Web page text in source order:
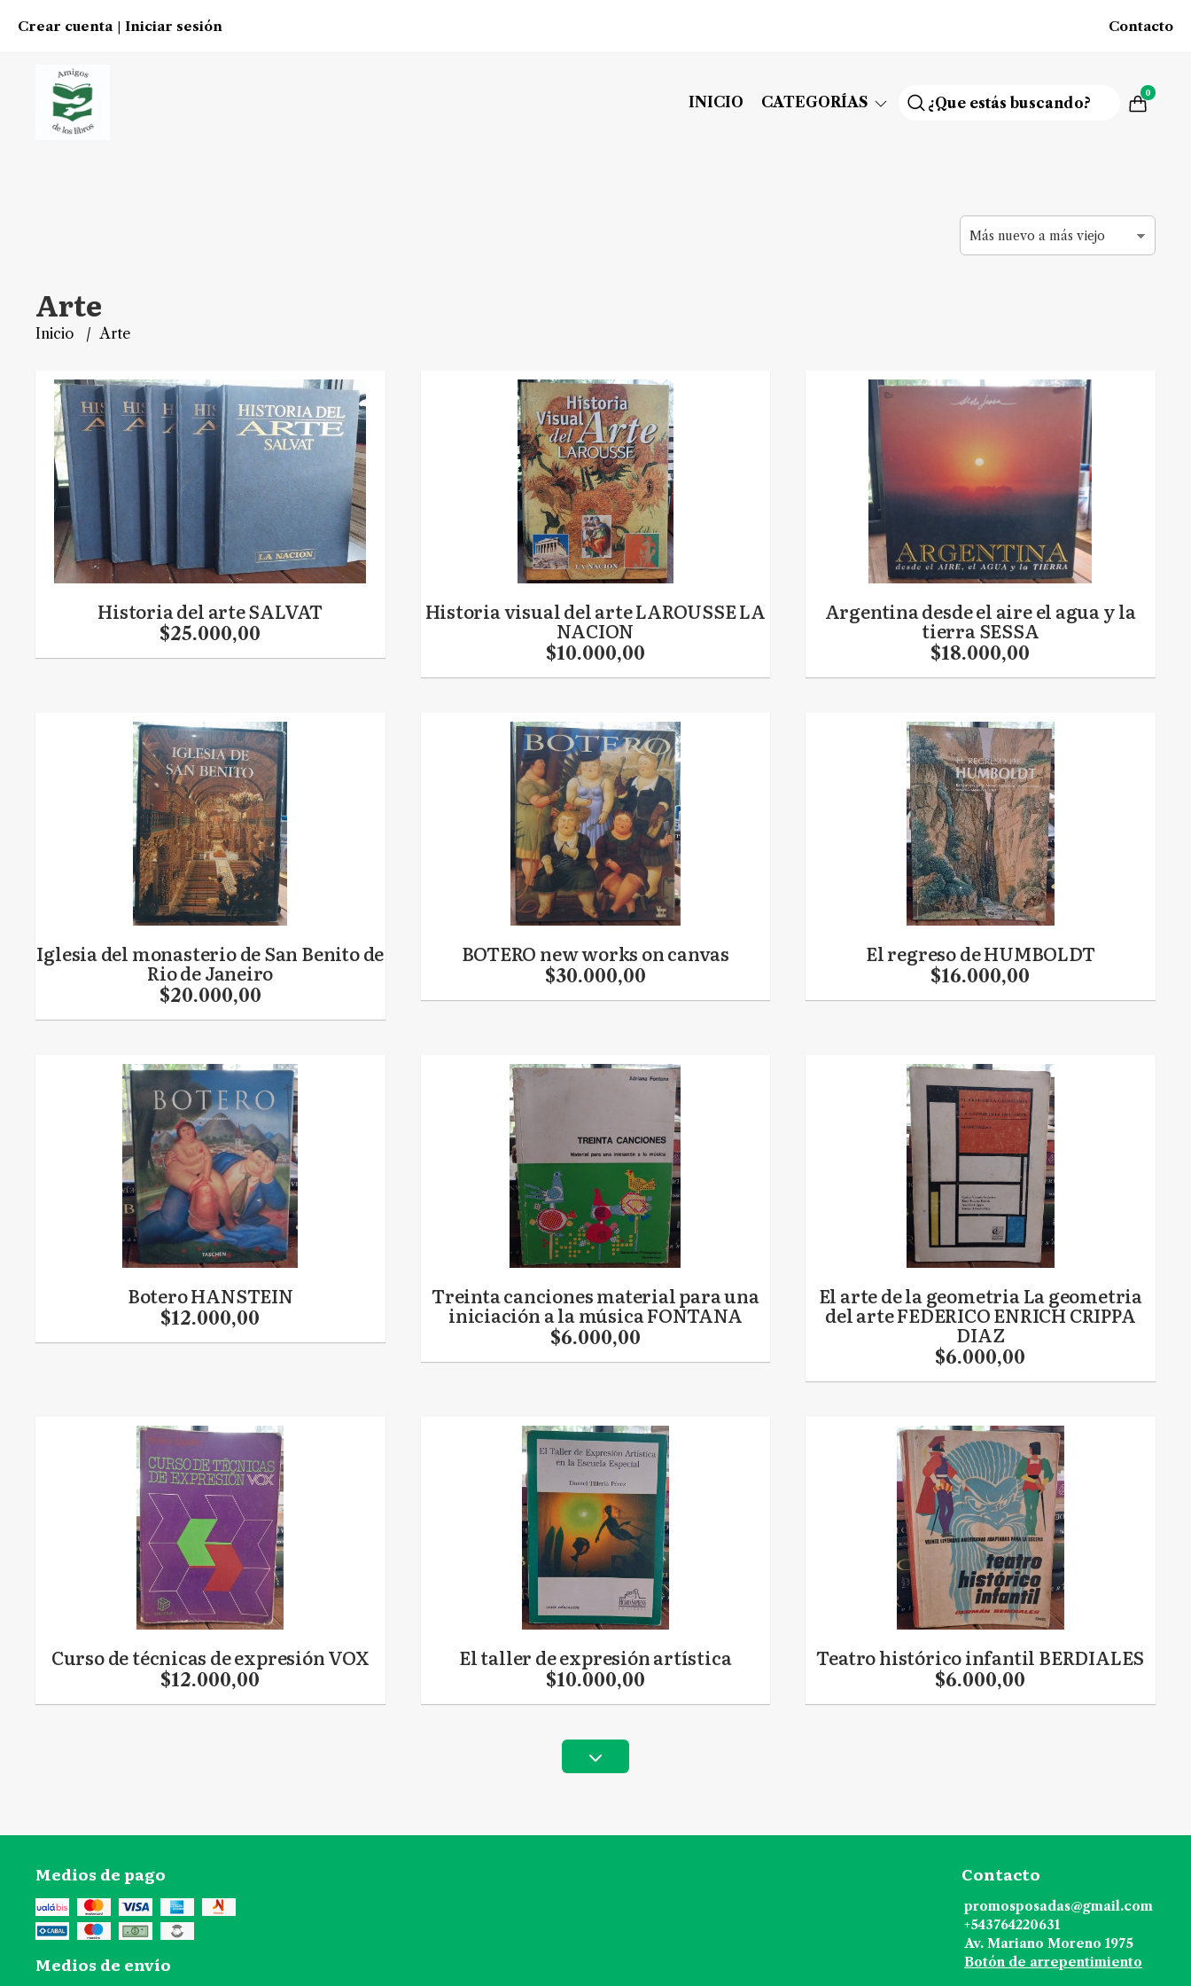
Crear cuenta Iniciar sesión Contacto
INICIO CATEGORÍAS
0
Arte
Inicio Arte
Historia del arte SALVAT
$25.000,00
Historia visual del arte LAROUSSE LA
NACION
$10.000,00
Argentina desde el aire el agua y la
tierra SESSA
$18.000,00
Iglesia del monasterio de San Benito de
Rio de Janeiro
$20.000,00
BOTERO new works on canvas
$30.000,00
El regreso de HUMBOLDT
$16.000,00
Botero HANSTEIN
$12.000,00
Treinta canciones material para una
iniciación a la música FONTANA
$6.000,00
El arte de la geometria La geometria
del arte FEDERICO ENRICH CRIPPA
DIAZ
$6.000,00
Curso de técnicas de expresión VOX
$12.000,00
El taller de expresión artística
$10.000,00
Teatro histórico infantil BERDIALES
$6.000,00
Medios de pago
Medios de envío
Contacto
promosposadas@gmail.com
+543764220631
Av. Mariano Moreno 1975
Botón de arrepentimiento